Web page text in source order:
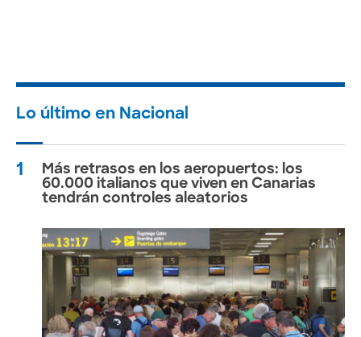
Lo último en Nacional
1
Más retrasos en los aeropuertos: los
60.000 italianos que viven en Canarias
tendrán controles aleatorios